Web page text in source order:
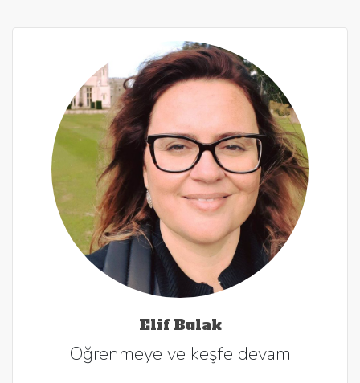
Elif Bulak
Öğrenmeye ve keşfe devam